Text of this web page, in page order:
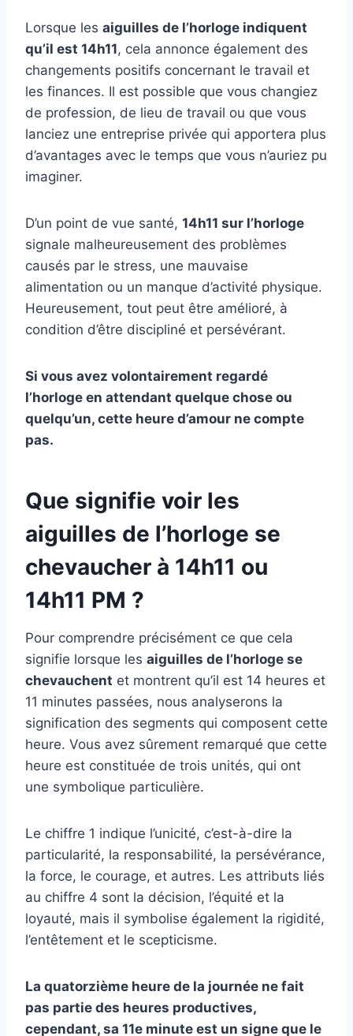
Lorsque les aiguilles de l’horloge indiquent
qu’il est 14h11, cela annonce également des
changements positifs concernant le travail et
les finances. Il est possible que vous changiez
de profession, de lieu de travail ou que vous
lanciez une entreprise privée qui apportera plus
d’avantages avec le temps que vous n’auriez pu
imaginer.
D’un point de vue santé, 14h11 sur l’horloge
signale malheureusement des problèmes
causés par le stress, une mauvaise
alimentation ou un manque d’activité physique.
Heureusement, tout peut être amélioré, à
condition d’être discipliné et persévérant.
Si vous avez volontairement regardé
l’horloge en attendant quelque chose ou
quelqu’un, cette heure d’amour ne compte
pas.
Que signifie voir les
aiguilles de l’horloge se
chevaucher à 14h11 ou
14h11 PM ?
Pour comprendre précisément ce que cela
signifie lorsque les aiguilles de l’horloge se
chevauchent et montrent qu’il est 14 heures et
11 minutes passées, nous analyserons la
signification des segments qui composent cette
heure. Vous avez sûrement remarqué que cette
heure est constituée de trois unités, qui ont
une symbolique particulière.
Le chiffre 1 indique l’unicité, c’est-à-dire la
particularité, la responsabilité, la persévérance,
la force, le courage, et autres. Les attributs liés
au chiffre 4 sont la décision, l’équité et la
loyauté, mais il symbolise également la rigidité,
l’entêtement et le scepticisme.
La quatorzième heure de la journée ne fait
pas partie des heures productives,
cependant, sa 11e minute est un signe que le